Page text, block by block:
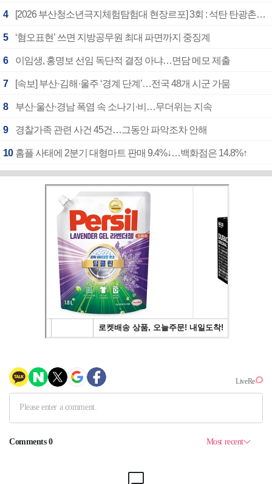
4 [2026 부산청소년극지체험탐험대 현장르포] 3회 : 석탄 탄광촌에서 북극 연구의 중심지로
5 ‘혐오표현’ 쓰면 지방공무원 최대 파면까지 중징계
6 이임생, 홍명보 선임 독단적 결정 아냐…면담 메모 제출
7 [속보] 부산·김해·울주 ‘경계 단계’…전국 48개 시군 가뭄
8 부산·울산·경남 폭염 속 소나기·비…무더위는 지속
9 경찰가족 관련 사건 45건…그동안 파악조차 안해
10 홈플 사태에 2분기 대형마트 판매 9.4%↓…백화점은 14.8%↑